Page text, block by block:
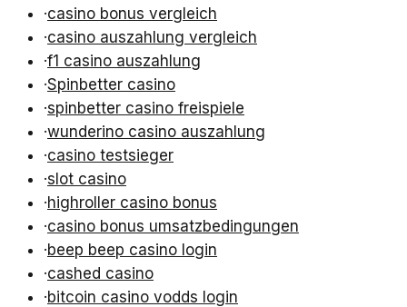
·casino bonus vergleich
·casino auszahlung vergleich
·f1 casino auszahlung
·Spinbetter casino
·spinbetter casino freispiele
·wunderino casino auszahlung
·casino testsieger
·slot casino
·highroller casino bonus
·casino bonus umsatzbedingungen
·beep beep casino login
·cashed casino
·bitcoin casino vodds login